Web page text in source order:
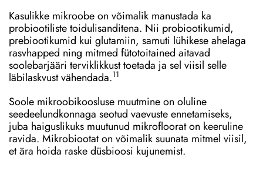
Kasulikke mikroobe on võimalik manustada ka
probiootiliste toidulisanditena. Nii probiootikumid,
prebiootikumid kui glutamiin, samuti lühikese ahelaga
rasvhapped ning mitmed fütotoitained aitavad
soolebarjääri terviklikkust toetada ja sel viisil selle
läbilaskvust vähendada.11
Soole mikroobikoosluse muutmine on oluline
seedeelundkonnaga seotud vaevuste ennetamiseks,
juba haiguslikuks muutunud mikrofloorat on keeruline
ravida. Mikrobiootat on võimalik suunata mitmel viisil,
et ära hoida raske düsbioosi kujunemist.